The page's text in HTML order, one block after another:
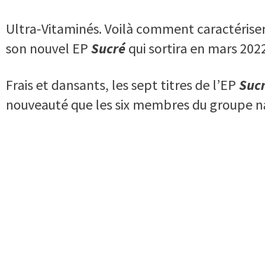
Ultra-Vitaminés. Voilà comment
son nouvel EP Sucré qui sortira en mars
Frais et dansants, les sept titres de l’EP
nouveauté que les six membres du groupe